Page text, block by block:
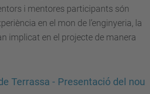
i mentores participants són
en el mon de l’enginyeria, la
implicat en el projecte de manera
Terrassa - Presentació del nou